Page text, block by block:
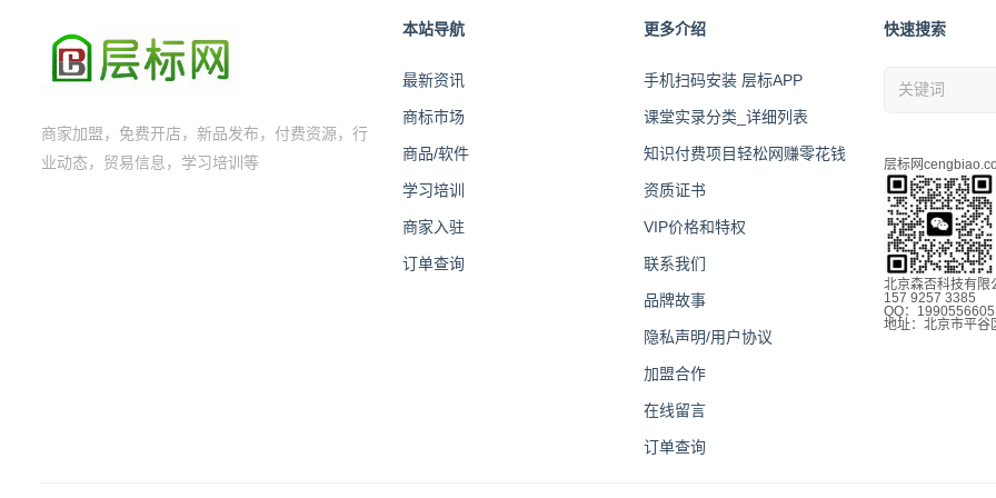
商家加盟，免费开店，新品发布，付费资源，行
业动态，贸易信息，学习培训等
本站导航
最新资讯
商标市场
商品/软件
学习培训
商家入驻
订单查询
更多介绍
手机扫码安装 层标APP
课堂实录分类_详细列表
知识付费项目轻松网赚零花钱
资质证书
VIP价格和特权
联系我们
品牌故事
隐私声明/用户协议
加盟合作
在线留言
订单查询
快速搜索
层标网
北京森否科技有限
157 9257 3385
QQ：1990556605
地址：北京市平谷